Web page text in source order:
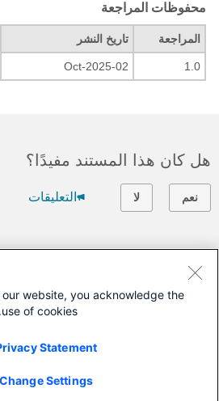
محفوظات المراجعة
المراجعة تاريخ النشر
1.0
02-Oct-2025
هل كان هذا المستند مفيدًا؟
نعم لا التعليقات
فتح حالة دعم
)
ينطبق هذا المستند على هذه
website, you acknowledge the
use of cookies.
Statement
Change Settings